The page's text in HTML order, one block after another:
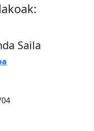
Saila